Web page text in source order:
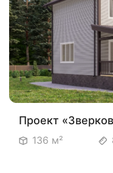
Проект
136 м²